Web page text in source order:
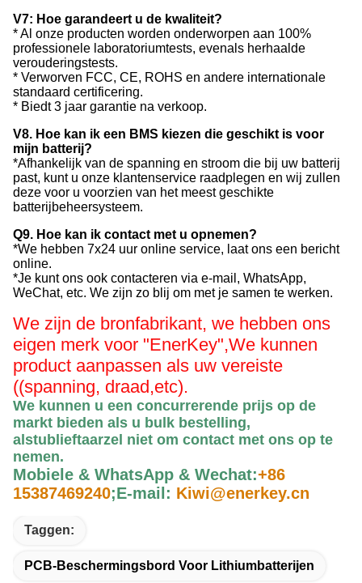
V7: Hoe garandeert u de kwaliteit?
* Al onze producten worden onderworpen aan 100%
professionele laboratoriumtests, evenals herhaalde
verouderingstests.
* Verworven FCC, CE, ROHS en andere internationale
standaard certificering.
* Biedt 3 jaar garantie na verkoop.
V8. Hoe kan ik een BMS kiezen die geschikt is voor
mijn batterij?
*Afhankelijk van de spanning en stroom die bij uw batterij
past, kunt u onze klantenservice raadplegen en wij zullen
deze voor u voorzien van het meest geschikte
batterijbeheersysteem.
Q9. Hoe kan ik contact met u opnemen?
*We hebben 7x24 uur online service, laat ons een bericht
online.
*Je kunt ons ook contacteren via e-mail, WhatsApp,
WeChat, etc. We zijn zo blij om met je samen te werken.
We zijn de bronfabrikant, we hebben ons
eigen merk voor "EnerKey",We kunnen
product aanpassen als uw vereiste
((spanning, draad,etc).
We kunnen u een concurrerende prijs op de
markt bieden als u bulk bestelling,
alstublieftaarzel niet om contact met ons op te
nemen.
Mobiele & WhatsApp & Wechat:+86
15387469240;E-mail: Kiwi@enerkey.cn
Taggen:
PCB-Beschermingsbord Voor Lithiumbatterijen